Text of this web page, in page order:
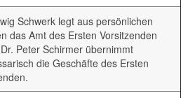
Schwerk legt aus persönlichen
das Amt des Ersten Vorsitzenden
Peter Schirmer übernimmt
die Geschäfte des Ersten